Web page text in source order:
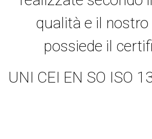
qualità e il
possiede il
UNI CEI EN SO ISO